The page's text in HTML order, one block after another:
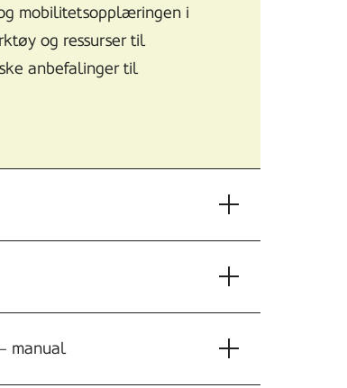
mobilitetsopplæringen i
og ressurser til
anbefalinger til
manual